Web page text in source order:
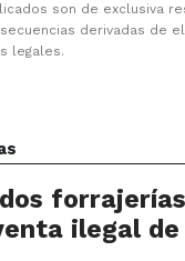
son de exclusiva
derivadas de
legales.
ilegal de